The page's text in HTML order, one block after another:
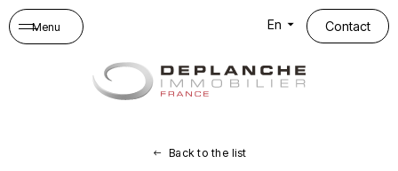
Menu En Contact
Back to the list